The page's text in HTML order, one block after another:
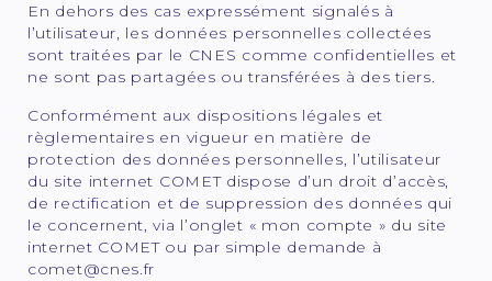
En dehors des cas expressément signalés à
l’utilisateur, les données personnelles collectées
sont traitées par le CNES comme confidentielles et
ne sont pas partagées ou transférées à des tiers.
Conformément aux dispositions légales et
règlementaires en vigueur en matière de
protection des données personnelles, l’utilisateur
du site internet COMET dispose d’un droit d’accès,
de rectification et de suppression des données qui
le concernent, via l’onglet « mon compte » du site
internet COMET ou par simple demande à
comet@cnes.fr